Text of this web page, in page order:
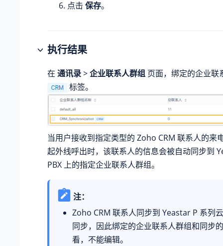
点击 保存。
执行结果
在 通讯录>企业联系人群组 页面，绑定的企业联
标签。
当用户接收到指定类型的 Zoho CRM 联系人的来
起外线呼出时，该联系人的信息会被自动同步到
PBX 上的指定企业联系人群组。
注：
Zoho CRM 联系人同步到 Yeastar P 系列
同步，因此绑定的企业联系人群组和同步
看，不能编辑。